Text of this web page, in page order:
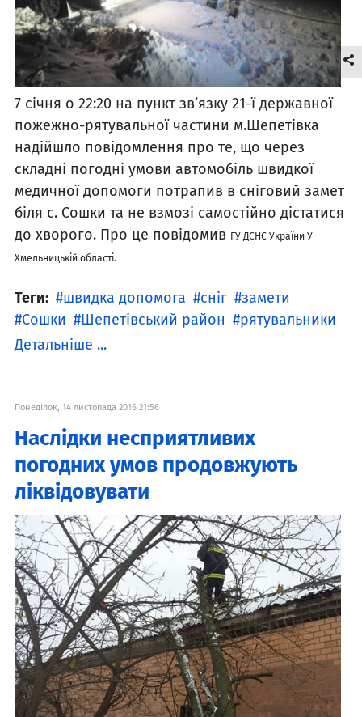
7 січня о 22:20 на пункт зв’язку 21-ї державної
пожежно-рятувальної частини м.Шепетівка
надійшло повідомлення про те, що через
складні погодні умови автомобіль швидкої
медичної допомоги потрапив в сніговий замет
біля с. Сошки та не взмозі самостійно дістатися
до хворого. Про це повідомив ГУ ДСНС України У
Хмельницькій області.
Теги: швидка допомога сніг
замети
Сошки
Шепетівський район
рятувальники
Детальніше ...
Понеділок, 14 листопада 2016 21:56
Наслідки несприятливих
погодних умов продовжують
ліквідовувати